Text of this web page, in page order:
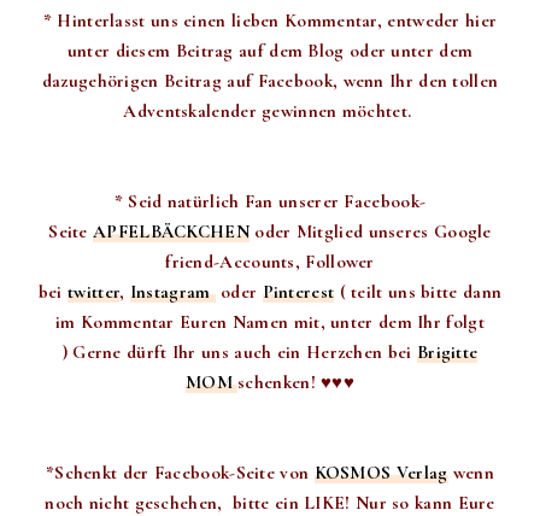
* Hinterlasst uns einen lieben Kommentar, entweder hier
unter diesem Beitrag auf dem Blog oder unter dem
dazugehörigen Beitrag auf Facebook, wenn Ihr den tollen
Adventskalender gewinnen möchtet.
* Seid natürlich Fan unserer Facebook-
SeiteAPFELBÄCKCHEN oder Mitglied unseres Google
friend-Accounts, Follower
beitwitter, Instagramoder Pinterest ( teilt uns bitte dann
im Kommentar Euren Namen mit, unter dem Ihr folgt
) Gerne dürft Ihr uns auch ein Herzchen bei Brigitte
MOMschenken! ♥♥♥
*Schenkt der Facebook-Seite von KOSMOS Verlagwenn
noch nicht geschehen, bitte ein LIKE! Nur so kann Eure